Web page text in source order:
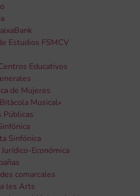
Estudios FSMCV
Educativos
de Mujeres
Musical»
Públicas
Sinfónica
Económica
comarcales
les Arts